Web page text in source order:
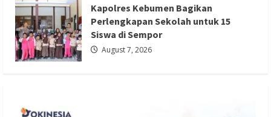
Kapolres Kebumen Bagikan
Perlengkapan Sekolah untuk 15
Siswa di Sempor
August 7, 2026